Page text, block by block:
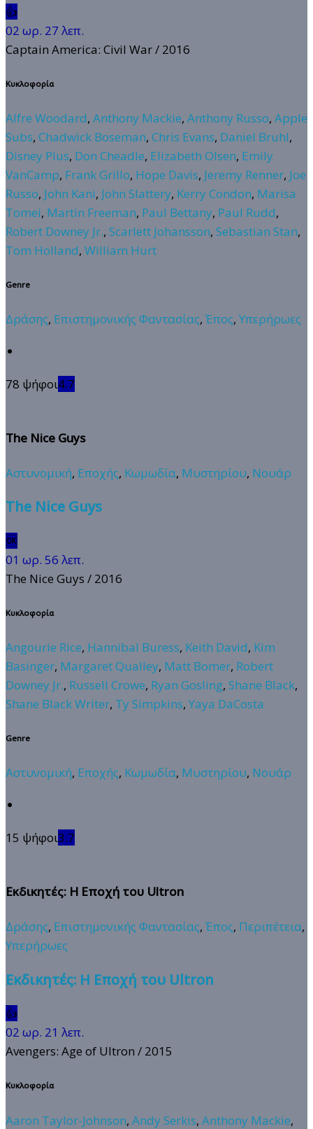
👍
02 ωρ. 27 λεπ.
Captain America: Civil War/ 2016
Κυκλοφορία
Alfre Woodard, Anthony Mackie, Anthony Russo, Apple
Subs, Chadwick Boseman, Chris Evans, Daniel Bruhl,
Disney Plus, Don Cheadle, Elizabeth Olsen, Emily
VanCamp, Frank Grillo, Hope Davis, Jeremy Renner, Joe
Russo, John Kani, John Slattery, Kerry Condon, Marisa
Tomei, Martin Freeman, Paul Bettany, Paul Rudd,
Robert Downey Jr., Scarlett Johansson, Sebastian Stan,
Tom Holland, William Hurt
Genre
Δράσης, Επιστημονικής Φαντασίας, Έπος, Υπερήρωες
78 ψήφοι4.7
The Nice Guys
Αστυνομική, Εποχής, Κωμωδία, Μυστηρίου, Νουάρ
The Nice Guys
🆗
01 ωρ. 56 λεπ.
The Nice Guys / 2016
Κυκλοφορία
Angourie Rice, Hannibal Buress, Keith David, Kim
Basinger, Margaret Qualley, Matt Bomer, Robert
Downey Jr., Russell Crowe, Ryan Gosling, Shane Black,
Shane Black Writer, Ty Simpkins, Yaya DaCosta
Genre
Αστυνομική, Εποχής, Κωμωδία, Μυστηρίου, Νουάρ
15 ψήφοι3.7
Εκδικητές: Η Εποχή του Ultron
Δράσης, Επιστημονικής Φαντασίας, Έπος, Περιπέτεια,
Υπερήρωες
Εκδικητές: Η Εποχή του Ultron
👍
02 ωρ. 21 λεπ.
Avengers: Age of Ultron / 2015
Κυκλοφορία
Aaron Taylor-Johnson, Andy Serkis, Anthony Mackie,